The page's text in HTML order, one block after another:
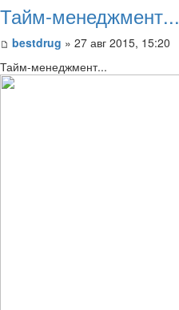
Тайм-менеджмент...
bestdrug » 27 авг 2015, 15:20
Тайм-менеджмент...